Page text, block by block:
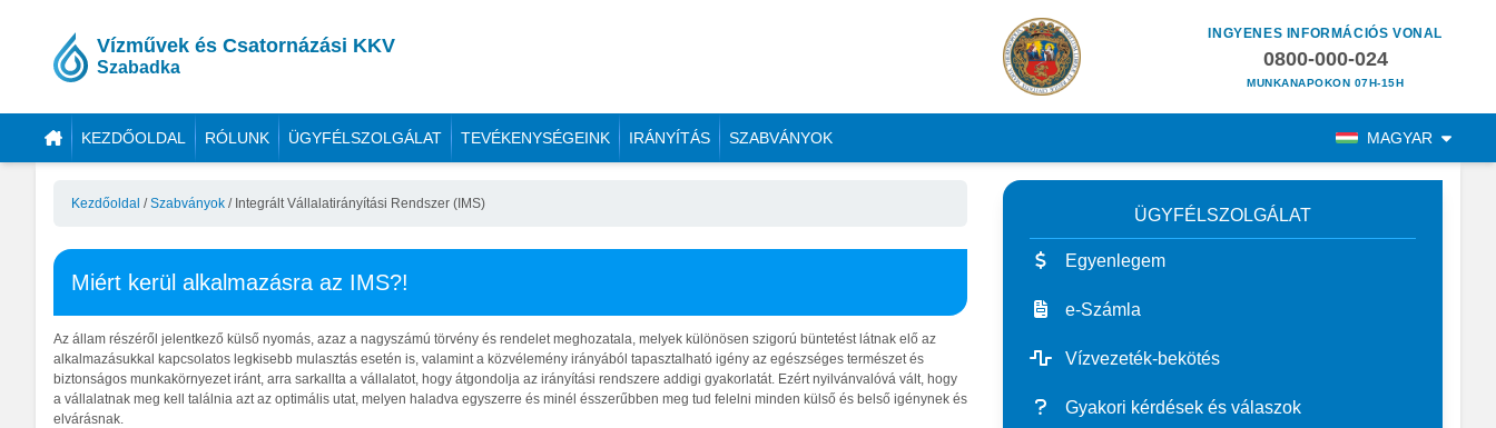
Vízművek és Csatornázási KKV
Szabadka
INGYENES INFORMÁCIÓS VONAL
0800-000-024
MUNKANAPOKON 07H-15H
KEZDŐOLDAL RÓLUNK ÜGYFÉLSZOLGÁLAT TEVÉKENYSÉGEINK IRÁNYÍTÁS SZABVÁNYOK MAGYAR
Kezdőoldal / Szabványok / Integrált Vállalatirányítási Rendszer (IMS)
Miért kerül alkalmazásra az IMS?!
Az állam részéről jelentkező külső nyomás, azaz a nagyszámú törvény és rendelet meghozatala, melyek különösen szigorú büntetést látnak elő az
alkalmazásukkal kapcsolatos legkisebb mulasztás esetén is, valamint a közvélemény irányából tapasztalható igény az egészséges természet és
biztonságos munkakörnyezet iránt, arra sarkallta a vállalatot, hogy átgondolja az irányítási rendszere addigi gyakorlatát. Ezért nyilvánvalóvá vált, hogy
a vállalatnak meg kell találnia azt az optimális utat, melyen haladva egyszerre és minél ésszerűbben meg tud felelni minden külső és belső igénynek és
elvárásnak.
ÜGYFÉLSZOLGÁLAT
Egyenlegem
e-Számla
Vízvezeték-bekötés
Gyakori kérdések és válaszok